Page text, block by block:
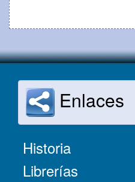
Enlaces
Historia
Librerías